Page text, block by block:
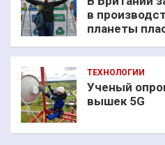
в
планеты
ТЕХНОЛОГИИ
Ученый
вышек 5G